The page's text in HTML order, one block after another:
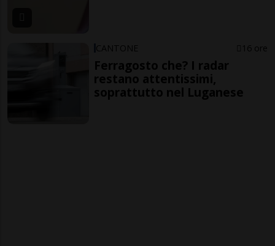
CANTONE 16 ore
Ferragosto che? I radar
restano attentissimi,
soprattutto nel Luganese